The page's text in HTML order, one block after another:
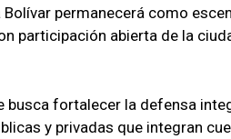
permanecerá como
participación abierta de la
busca fortalecer la defensa
y privadas que integran